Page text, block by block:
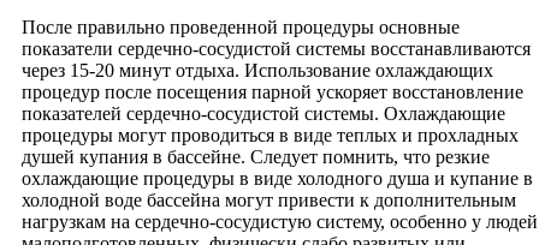
Растительный мир
Насекомые и простейшие
Животный мир
Мир людей
Ноосфера
Тайны природы
Разное
Вселенная
Первоэлементы
Пространство (Звук)
После правильно проведенной процедуры основные
показатели сердечно-сосудистой системы восстанавливаются
через 15-20 минут отдыха. Использование охлаждающих
процедур после посещения парной ускоряет восстановление
показателей сердечно-сосудистой системы. Охлаждающие
процедуры могут проводиться в виде теплых и прохладных
душей купания в бассейне. Следует помнить, что резкие
охлаждающие процедуры в виде холодного душа и купание в
холодной воде бассейна могут привести к дополнительным
нагрузкам на сердечно-сосудистую систему, особенно у людей